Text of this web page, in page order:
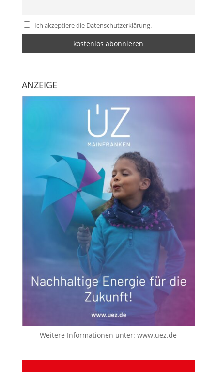
Ich akzeptiere die Datenschutzerklärung.
ANZEIGE
Weitere Informationen unter:www.uez.de